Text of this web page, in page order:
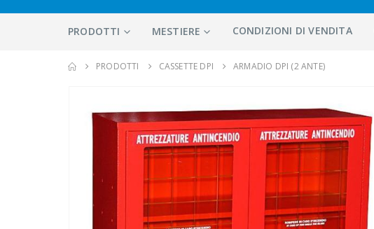
PRODOTTI MESTIERE CONDIZIONI DI VENDITA
PRODOTTI CASSETTE DPI ARMADIO DPI (2 ANTE)